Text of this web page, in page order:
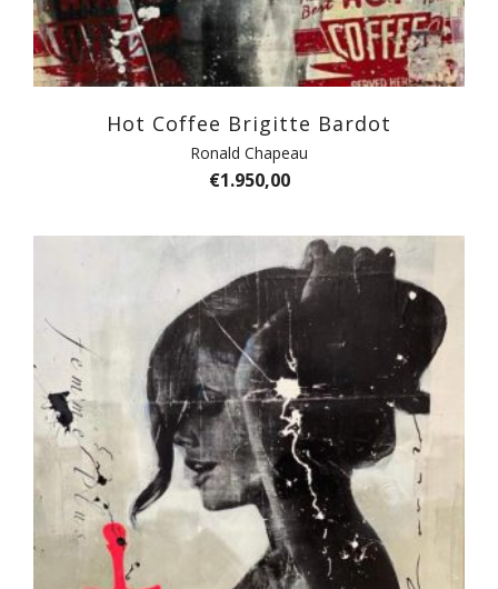
Hot Coffee Brigitte Bardot
Ronald Chapeau
€1.950,00